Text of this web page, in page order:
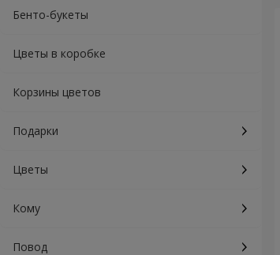
Бенто-букеты
Цветы в коробке
Корзины цветов
Подарки
Цветы
Кому
Повод